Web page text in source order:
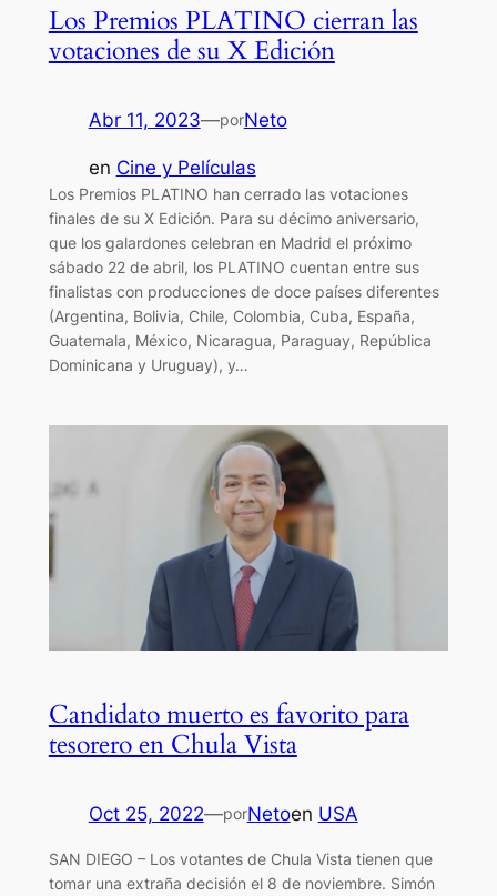
Los Premios PLATINO cierran las
votaciones de su X Edición
Abr 11, 2023—porNeto
en Cine y Películas
Los Premios PLATINO han cerrado las votaciones
finales de su X Edición. Para su décimo aniversario,
que los galardones celebran en Madrid el próximo
sábado 22 de abril, los PLATINO cuentan entre sus
finalistas con producciones de doce países diferentes
(Argentina, Bolivia, Chile, Colombia, Cuba, España,
Guatemala, México, Nicaragua, Paraguay, República
Dominicana y Uruguay), y…
Candidato muerto es favorito para
tesorero en Chula Vista
Oct 25, 2022—porNetoen USA
SAN DIEGO – Los votantes de Chula Vista tienen que
tomar una extraña decisión el 8 de noviembre. Simón